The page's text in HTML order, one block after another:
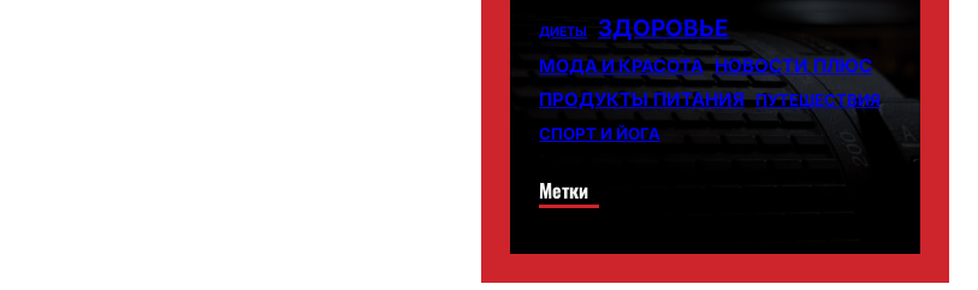
ДИЕТЫ ЗДОРОВЬЕ
МОДА И КРАСОТА НОВОСТИ ПЛЮС
ПРОДУКТЫ ПИТАНИЯ ПУТЕШЕСТВИЯ
СПОРТ И ЙОГА
Метки